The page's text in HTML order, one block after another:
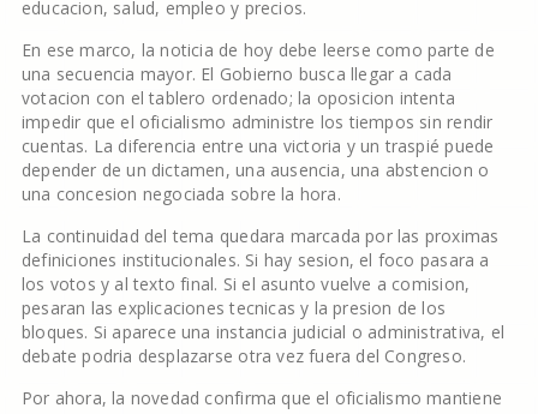
educacion, salud, empleo y precios.
En ese marco, la noticia de hoy debe leerse como parte de
una secuencia mayor. El Gobierno busca llegar a cada
votacion con el tablero ordenado; la oposicion intenta
impedir que el oficialismo administre los tiempos sin rendir
cuentas. La diferencia entre una victoria y un traspié puede
depender de un dictamen, una ausencia, una abstencion o
una concesion negociada sobre la hora.
La continuidad del tema quedara marcada por las proximas
definiciones institucionales. Si hay sesion, el foco pasara a
los votos y al texto final. Si el asunto vuelve a comision,
pesaran las explicaciones tecnicas y la presion de los
bloques. Si aparece una instancia judicial o administrativa, el
debate podria desplazarse otra vez fuera del Congreso.
Por ahora, la novedad confirma que el oficialismo mantiene